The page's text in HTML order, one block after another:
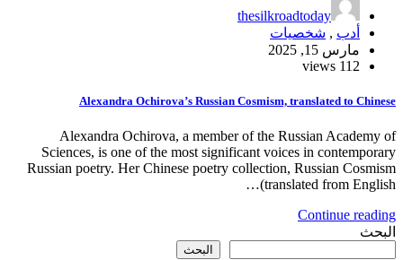
thesilkroadtoday
أدب , شخصيات
مارس 15, 2025
112 views
Alexandra Ochirova’s Russian Cosmism, translated to Chinese
Alexandra Ochirova, a member of the Russian Academy of
Sciences, is one of the most significant voices in contemporary
Russian poetry. Her Chinese poetry collection, Russian Cosmism
(translated from English…
Continue reading
البحث
البحث